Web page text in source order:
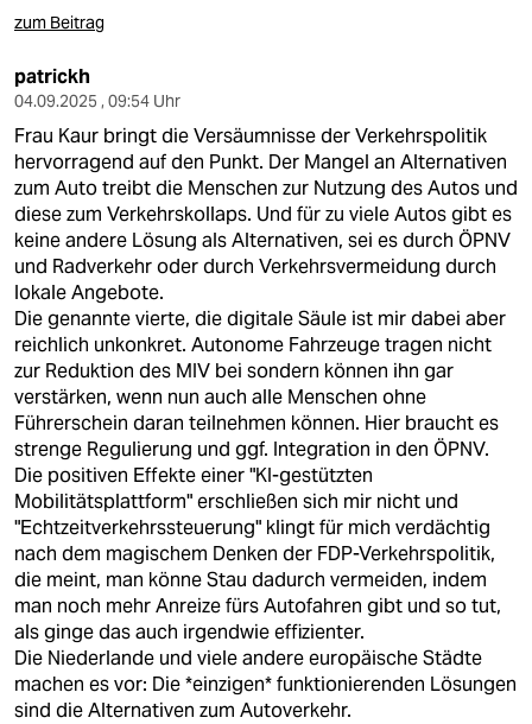
zum Beitrag
patrickh
04.09.2025 , 09:54 Uhr
Frau Kaur bringt die Versäumnisse der Verkehrspolitik
hervorragend auf den Punkt. Der Mangel an Alternativen
zum Auto treibt die Menschen zur Nutzung des Autos und
diese zum Verkehrskollaps. Und für zu viele Autos gibt es
keine andere Lösung als Alternativen, sei es durch ÖPNV
und Radverkehr oder durch Verkehrsvermeidung durch
lokale Angebote.
Die genannte vierte, die digitale Säule ist mir dabei aber
reichlich unkonkret. Autonome Fahrzeuge tragen nicht
zur Reduktion des MIV bei sondern können ihn gar
verstärken, wenn nun auch alle Menschen ohne
Führerschein daran teilnehmen können. Hier braucht es
strenge Regulierung und ggf. Integration in den ÖPNV.
Die positiven Effekte einer "KI-gestützten
Mobilitätsplattform" erschließen sich mir nicht und
"Echtzeitverkehrssteuerung" klingt für mich verdächtig
nach dem magischem Denken der FDP-Verkehrspolitik,
die meint, man könne Stau dadurch vermeiden, indem
man noch mehr Anreize fürs Autofahren gibt und so tut,
als ginge das auch irgendwie effizienter.
Die Niederlande und viele andere europäische Städte
machen es vor: Die *einzigen* funktionierenden Lösungen
sind die Alternativen zum Autoverkehr.